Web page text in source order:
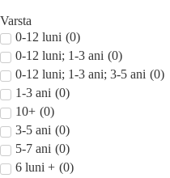
Varsta
0-12 luni (0)
0-12 luni; 1-3 ani (0)
0-12 luni; 1-3 ani; 3-5 ani (0)
1-3 ani (0)
10+ (0)
3-5 ani (0)
5-7 ani (0)
6 luni + (0)